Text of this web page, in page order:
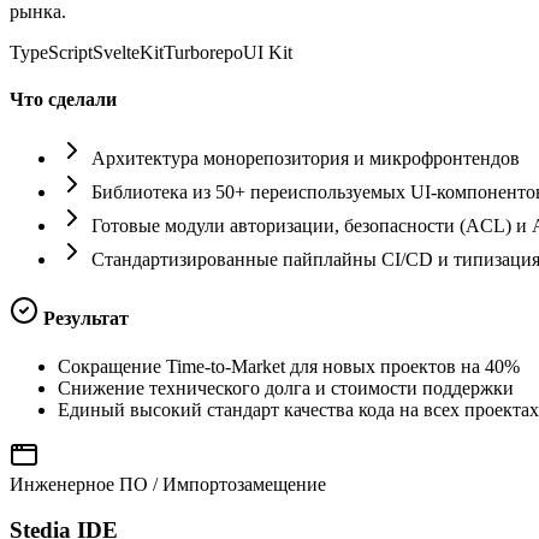
рынка.
TypeScriptSvelteKitTurborepoUI Kit
Что сделали
Архитектура монорепозитория и микрофронтендов
Библиотека из 50+ переиспользуемых UI-
Готовые модули авторизации, безопасности (ACL) и
Стандартизированные пайплайны CI/CD и типизация
Результат
Сокращение Time-to-Market для новых проектов на 40%
Снижение технического долга и стоимости поддержки
Единый высокий стандарт качества кода на всех проектах
Инженерное ПО / Импортозамещение
Stedia IDE